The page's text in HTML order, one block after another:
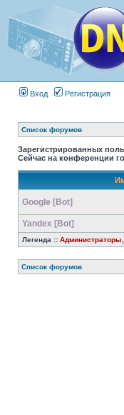
Вход Регистрация
Список форумов
Зарегистрированных
Сейчас на конференции
Google [Bot]
Yandex [Bot]
Легенда :: Администраторы
Список форумов